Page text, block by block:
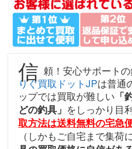
釣具買取クーポンg-
turi20260701
（2026/07/31迄
シマノ へら竿 飛天弓 閃光レ
ボー 24尺 未使用
釣具買取クーポン
turi20260702（2026/07/31
シマノ へら竿 飛天弓 柳 18
使用
釣具買取クーポン g-
turi20260703（2026/07/31
シマノ へら竿 飛天弓 閃光L
信 頼！安心サポート
りぐ買取ドットJPは普通
ップでは買取が難しい 「
どの釣具」 をしっかり目
取方法は送料無料の宅急
（しかもご自宅まで集荷